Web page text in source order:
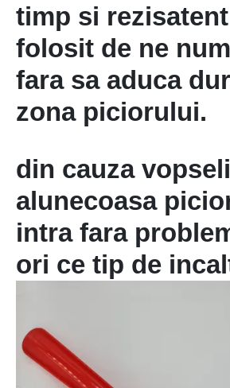
timp si
folosit de ne
fara sa aduca
zona piciorului.
din cauza
alunecoasa
intra fara
ori ce tip de